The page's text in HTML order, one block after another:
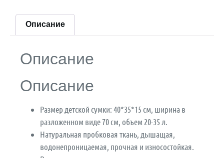
Описание
Описание
Описание
Размер детской сумки: 40*35*15 см, ширина в
разложенном виде 70 см, объем 20-35 л.
Натуральная пробковая ткань, дышащая,
водонепроницаемая, прочная и износостойкая.